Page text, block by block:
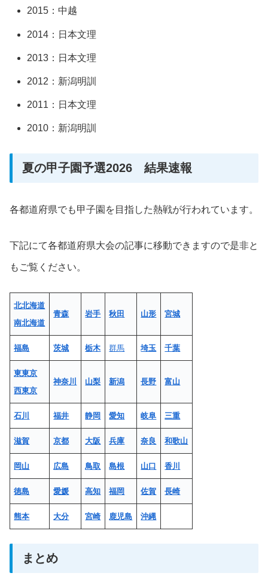
2015：中越
2014：日本文理
2013：日本文理
2012：新潟明訓
2011：日本文理
2010：新潟明訓
夏の甲子園予選2026 結果速報
各都道府県でも甲子園を目指した熱戦が行われています。
下記にて各都道府県大会の記事に移動できますので是非と
もご覧ください。
北北海道
南北海道
青森 岩手 秋田 山形 宮城
福島 茨城 栃木 群馬 埼玉 千葉
東東京
西東京
神奈川 山梨 新潟 長野 富山
石川 福井 静岡 愛知 岐阜 三重
滋賀 京都 大阪 兵庫 奈良 和歌山
岡山 広島 鳥取 島根 山口 香川
徳島 愛媛 高知 福岡 佐賀 長崎
熊本 大分 宮崎 鹿児島 沖縄
まとめ